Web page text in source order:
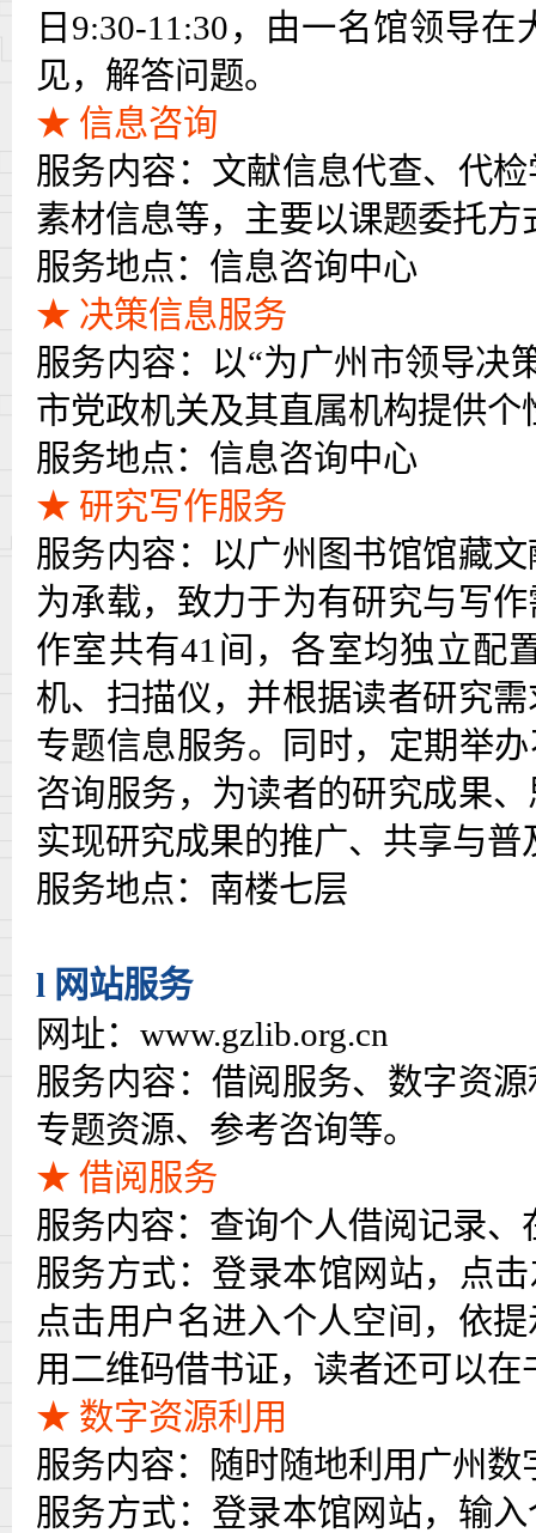
日 9:30-11:30 ，由一名馆领导在
见，解答问题。
★ 信息咨询
服务内容：文献信息代查、代
素材信息等，主要以课题委托方
服务地点：信息咨询中心
★ 决策信息服务
服务内容：以“为广州市领导决
市党政机关及其直属机构提供个
服务地点：信息咨询中心
★ 研究写作服务
服务内容：以广州图书馆馆藏
为承载，致力于为有研究与写
作室共有41 间，各室均独立配
机、扫描仪，并根据读者研究
专题信息服务。同时，定期举
咨询服务，为读者的研究成果
实现研究成果的推广、共享与普
服务地点：南楼七层
l 网站服务
网址： www.gzlib.org.cn
服务内容：借阅服务、数字资
专题资源、参考咨询等。
★ 借阅服务
服务内容：查询个人借阅记录
服务方式：登录本馆网站，点
点击用户名进入个人空间，依
用二维码借书证，读者还可以
★ 数字资源利用
服务内容：随时随地利用广州
服务方式：登录本馆网站，输